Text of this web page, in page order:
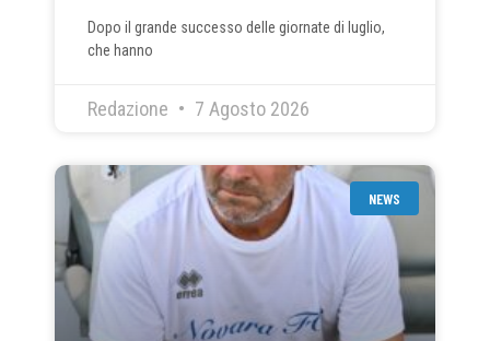
Dopo il grande successo delle giornate di luglio,
che hanno
Redazione 7 Agosto 2026
NEWS